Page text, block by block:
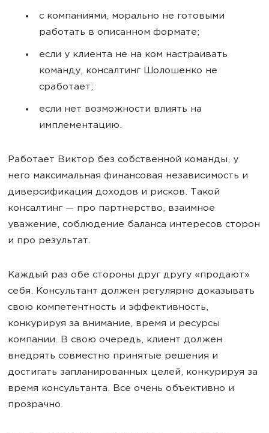
с компаниями, морально не готовыми
работать в описанном формате;
если у клиента не на ком настраивать
команду, консалтинг Шолошенко не
сработает;
если нет возможности влиять на
имплементацию.
Работает Виктор без собственной команды, у
него максимальная финансовая независимость и
диверсификация доходов и рисков. Такой
консалтинг — про партнерство, взаимное
уважение, соблюдение баланса интересов сторон
и про результат.
Каждый раз обе стороны друг другу «продают»
себя. Консультант должен регулярно доказывать
свою компетентность и эффективность,
конкурируя за внимание, время и ресурсы
компании. В свою очередь, клиент должен
внедрять совместно принятые решения и
достигать запланированных целей, конкурируя за
время консультанта. Все очень объективно и
прозрачно.